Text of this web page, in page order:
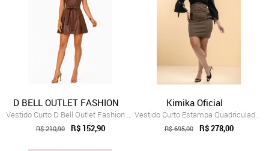
D BELL OUTLET FASHION
Vestido Curto D Bell Outlet Fashion Laç...
R$ 210,90 R$ 152,90
Kimika Oficial
Vestido Curto Estampa Quadriculada e Det...
R$ 695,00 R$ 278,00